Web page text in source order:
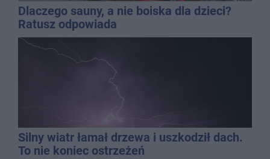
Dlaczego sauny, a nie boiska dla dzieci?
Ratusz odpowiada
Silny wiatr łamał drzewa i uszkodził dach.
To nie koniec ostrzeżeń